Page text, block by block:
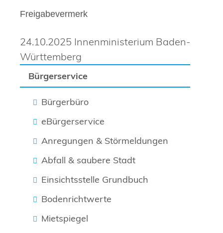
Bürgerservice
Bürgerbüro
eBürgerservice
Anregungen & Störmeldungen
Abfall & saubere Stadt
Einsichtsstelle Grundbuch
Bodenrichtwerte
Mietspiegel
Freigabevermerk
24.10.2025 Innenministerium Baden-
Württemberg